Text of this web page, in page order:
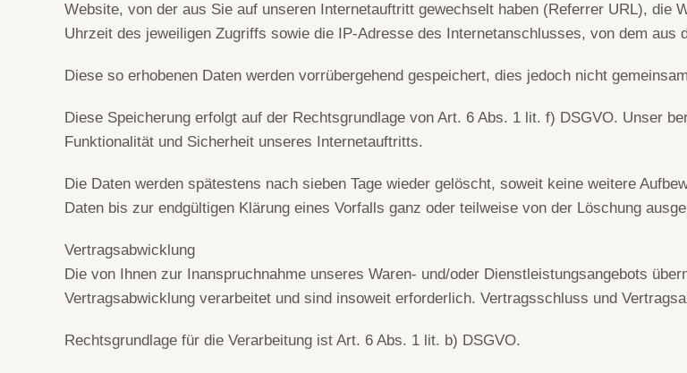
Website, von der aus Sie auf unseren Internetauftritt gewechselt haben (Referrer URL), die
Uhrzeit des jeweiligen Zugriffs sowie die IP-Adresse des Internetanschlusses, von dem aus
Diese so erhobenen Daten werden vorrübergehend gespeichert, dies jedoch nicht
Diese Speicherung erfolgt auf der Rechtsgrundlage von Art. 6 Abs. 1 lit. f) DSGVO. Unser
Funktionalität und Sicherheit unseres Internetauftritts.
Die Daten werden spätestens nach sieben Tage wieder gelöscht, soweit keine weitere
Daten bis zur endgültigen Klärung eines Vorfalls ganz oder teilweise von der Löschung
Vertragsabwicklung
Die von Ihnen zur Inanspruchnahme unseres Waren- und/oder Dienstleistungsangebots
Vertragsabwicklung verarbeitet und sind insoweit erforderlich. Vertragsschluss und
Rechtsgrundlage für die Verarbeitung ist Art. 6 Abs. 1 lit. b) DSGVO.